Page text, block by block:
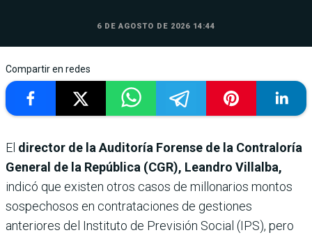
6 DE AGOSTO DE 2026 14:44
Compartir en redes
El director de la Auditoría Forense de la Contraloría
General de la República (CGR), Leandro Villalba,
indicó que existen otros casos de millonarios montos
sospechosos en contrataciones de gestiones
anteriores del Instituto de Previsión Social (IPS), pero